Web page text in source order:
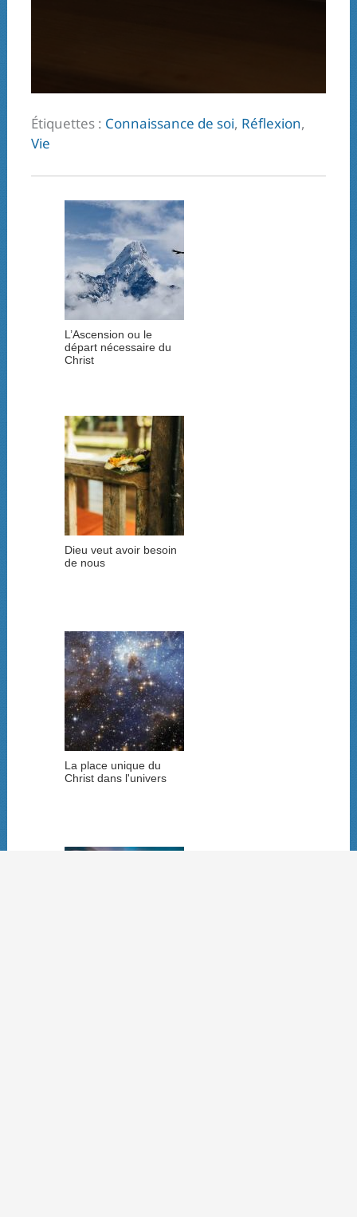
Étiquettes : Connaissance de soi, Réflexion,
Vie
L’Ascension ou le
départ nécessaire du
Christ
Dieu veut avoir besoin
de nous
La place unique du
Christ dans l'univers